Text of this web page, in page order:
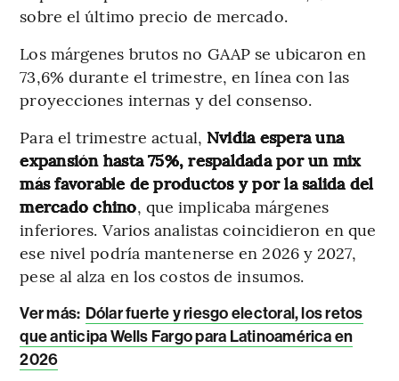
sobre el último precio de mercado.
Los márgenes brutos no GAAP se ubicaron en
73,6% durante el trimestre, en línea con las
proyecciones internas y del consenso.
Para el trimestre actual, Nvidia espera una
expansión hasta 75%, respaldada por un mix
más favorable de productos y por la salida del
mercado chino, que implicaba márgenes
inferiores. Varios analistas coincidieron en que
ese nivel podría mantenerse en 2026 y 2027,
pese al alza en los costos de insumos.
Ver más: Dólar fuerte y riesgo electoral, los retos
que anticipa Wells Fargo para Latinoamérica en
2026